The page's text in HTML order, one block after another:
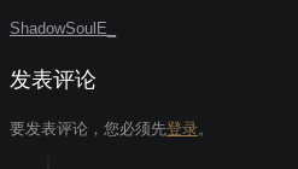
ShadowSoulE_
发表评论
要发表评论，您必须先登录。